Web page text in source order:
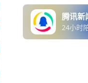
腾讯新
24小时